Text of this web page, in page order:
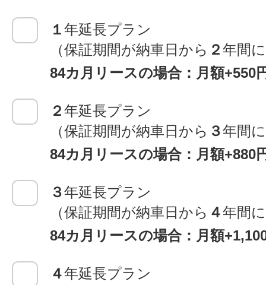
１年延長プラン
（保証期間が納車日から ２年間
84カ月リースの場合：月額+550
２年延長プラン
（保証期間が納車日から ３年間
84カ月リースの場合：月額+880
３年延長プラン
（保証期間が納車日から ４年間
84カ月リースの場合：月額
４年延長プラン